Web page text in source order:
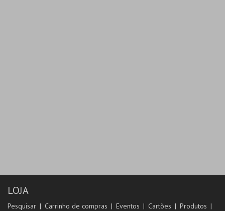
LOJA
Pesquisar Carrinho de compras Eventos Cartões
Produtos